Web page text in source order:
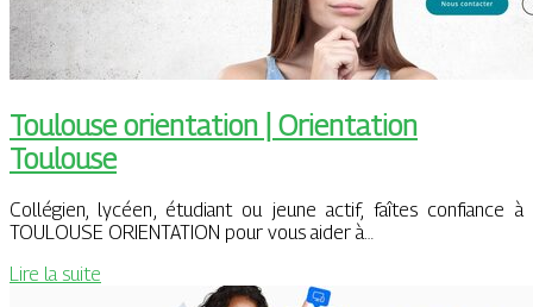
Toulouse orientation | Orientation
Toulouse
Collégien, lycéen, étudiant ou jeune actif, faîtes confiance à
TOULOUSE ORIENTATION pour vous aider à…
Lire la suite